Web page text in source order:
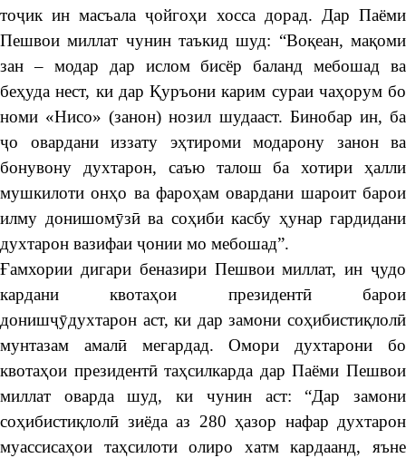
тоҷик ин масъала ҷойгоҳи хосса дорад. Дар Паёми
Пешвои миллат чунин таъкид шуд: “Воқеан, мақоми
зан – модар дар ислом бисёр баланд мебошад ва
беҳуда нест, ки дар Қуръони карим сураи чаҳорум бо
номи «Нисо» (занон) нозил шудааст. Бинобар ин, ба
ҷо овардани иззату эҳтироми модарону занон ва
бонувону духтарон, саъю талош ба хотири ҳалли
мушкилоти онҳо ва фароҳам овардани шароит барои
илму донишомӯзӣ ва соҳиби касбу ҳунар гардидани
духтарон вазифаи ҷонии мо мебошад”.
Ғамхории дигари беназири Пешвои миллат, ин ҷудо
кардани квотаҳои президентӣ барои
донишҷӯдухтарон аст, ки дар замони соҳибистиқлолӣ
мунтазам амалӣ мегардад. Омори духтарони бо
квотаҳои президентӣ таҳсилкарда дар Паёми Пешвои
миллат оварда шуд, ки чунин аст: “Дар замони
соҳибистиқлолӣ зиёда аз 280 ҳазор нафар духтарон
муассисаҳои таҳсилоти олиро хатм кардаанд, яъне